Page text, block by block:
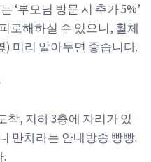
‘부모님 방문 시 추가 5%’
로해하실 수 있으니, 휠체
) 미리 알아두면 좋습니다.
착, 지하 3층에 자리가 있
만차라는 안내방송 빵빵.